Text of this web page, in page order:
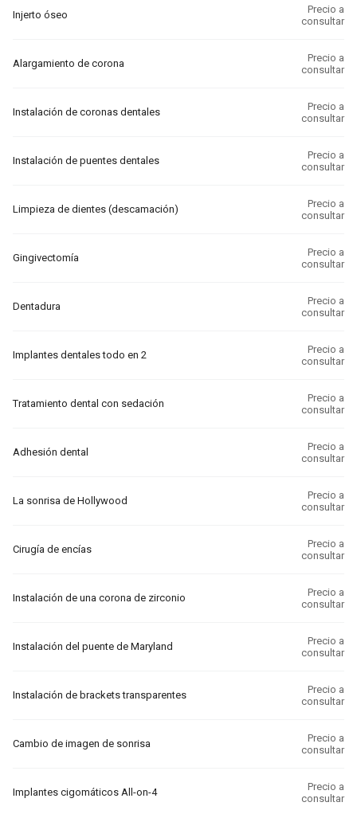
Injerto óseo
Precio a
consultar
Alargamiento de corona
Precio a
consultar
Instalación de coronas dentales
Precio a
consultar
Instalación de puentes dentales
Precio a
consultar
Limpieza de dientes (descamación)
Precio a
consultar
Gingivectomía
Precio a
consultar
Dentadura
Precio a
consultar
Implantes dentales todo en 2
Precio a
consultar
Tratamiento dental con sedación
Precio a
consultar
Adhesión dental
Precio a
consultar
La sonrisa de Hollywood
Precio a
consultar
Cirugía de encías
Precio a
consultar
Instalación de una corona de zirconio
Precio a
consultar
Instalación del puente de Maryland
Precio a
consultar
Instalación de brackets transparentes
Precio a
consultar
Cambio de imagen de sonrisa
Precio a
consultar
Implantes cigomáticos All-on-4
Precio a
consultar